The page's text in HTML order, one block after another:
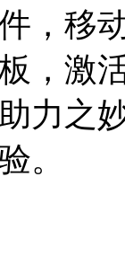
，移
，激
力之
。